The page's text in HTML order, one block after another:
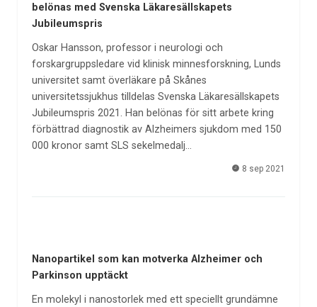
belönas med Svenska Läkaresällskapets
Jubileumspris
Oskar Hansson, professor i neurologi och
forskargruppsledare vid klinisk minnesforskning, Lunds
universitet samt överläkare på Skånes
universitetssjukhus tilldelas Svenska Läkaresällskapets
Jubileumspris 2021. Han belönas för sitt arbete kring
förbättrad diagnostik av Alzheimers sjukdom med 150
000 kronor samt SLS sekelmedalj…
8 sep 2021
Nanopartikel som kan motverka Alzheimer och
Parkinson upptäckt
En molekyl i nanostorlek med ett speciellt grundämne